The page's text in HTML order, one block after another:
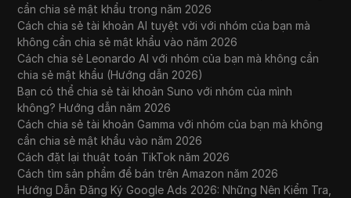
cần chia sẻ mật khẩu trong năm 2026
Cách chia sẻ tài khoản AI tuyệt vời với nhóm của bạn mà
không cần chia sẻ mật khẩu vào năm 2026
Cách chia sẻ Leonardo AI với nhóm của bạn mà không cần
chia sẻ mật khẩu (Hướng dẫn 2026)
Bạn có thể chia sẻ tài khoản Suno với nhóm của mình
không? Hướng dẫn năm 2026
Cách chia sẻ tài khoản Gamma với nhóm của bạn mà không
cần chia sẻ mật khẩu vào năm 2026
Cách đặt lại thuật toán TikTok năm 2026
Cách tìm sản phẩm để bán trên Amazon năm 2026
Hướng Dẫn Đăng Ký Google Ads 2026: Những Nên Kiểm Tra,